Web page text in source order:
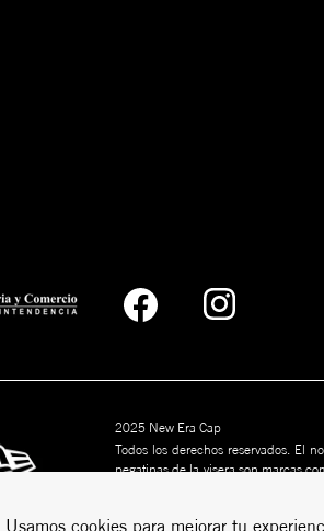
Usamos cookies para mejorar tu
2025 New Era Cap
Todos los derechos reservados. El
pegatinas de la visera son marcas